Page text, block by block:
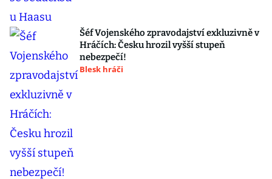
Šéf Vojenského zpravodajství exkluzivně v
Hráčích: Česku hrozil vyšší stupeň
nebezpečí!
Blesk hráči